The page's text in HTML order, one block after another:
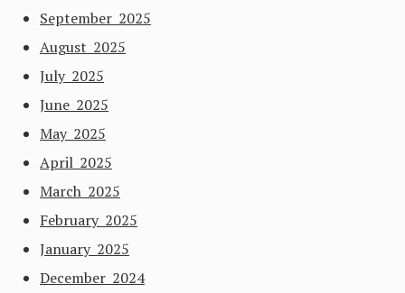
September 2025
August 2025
July 2025
June 2025
May 2025
April 2025
March 2025
February 2025
January 2025
December 2024